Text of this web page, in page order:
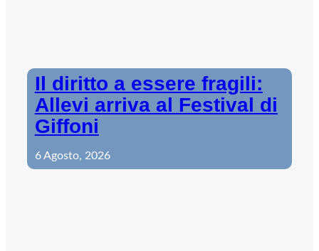
Il diritto a essere fragili:
Allevi arriva al Festival di
Giffoni
6 Agosto, 2026